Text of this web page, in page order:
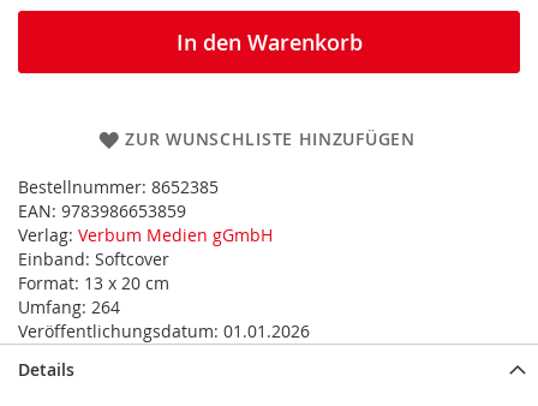
In den Warenkorb
ZUR WUNSCHLISTE HINZUFÜGEN
Bestellnummer: 8652385
EAN: 9783986653859
Verlag: Verbum Medien gGmbH
Einband: Softcover
Format: 13 x 20 cm
Umfang: 264
Veröffentlichungsdatum: 01.01.2026
Details